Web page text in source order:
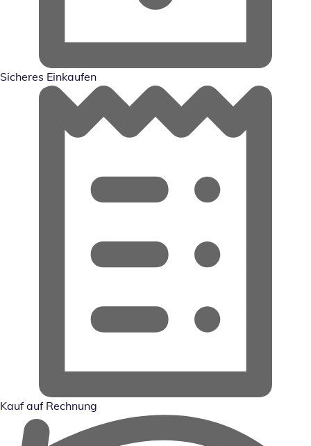
Sicheres Einkaufen
Kauf auf Rechnung